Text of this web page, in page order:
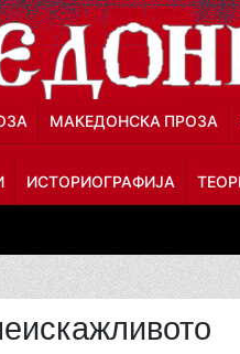
МАКЕДОНСКА ПРОЗА
ИСТОРИОГРАФИЈА